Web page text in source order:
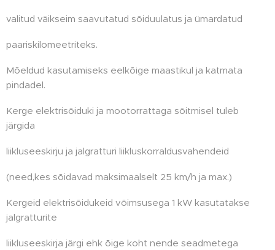
valitud väikseim saavutatud sõiduulatus ja ümardatud
paariskilomeetriteks.
Mõeldud kasutamiseks eelkõige maastikul ja katmata
pindadel.
Kerge elektrisõiduki ja mootorrattaga sõitmisel tuleb
järgida
liikluseeskirju ja jalgratturi liikluskorraldusvahendeid
(need,kes sõidavad maksimaalselt 25 km/h ja max.)
Kergeid elektrisõidukeid võimsusega 1 kW kasutatakse
jalgratturite
liikluseeskirja järgi ehk õige koht nende seadmetega